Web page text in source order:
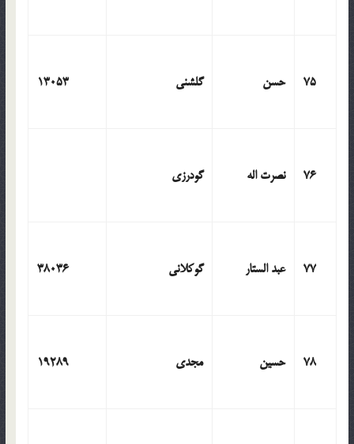
75 حسن گلشنی 13053
76 نصرت اله گودرزی
77 عبد الستار گوکلانی 38036
78 حسین مجدی 19289